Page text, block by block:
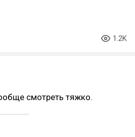
1.2K
смотреть тяжко.